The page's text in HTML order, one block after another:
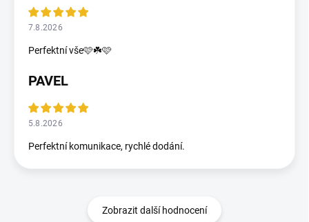
7.8.2026
Perfektní vše🩷☘️🩷
PAVEL
5.8.2026
Perfektní komunikace, rychlé dodání.
Zobrazit další hodnocení